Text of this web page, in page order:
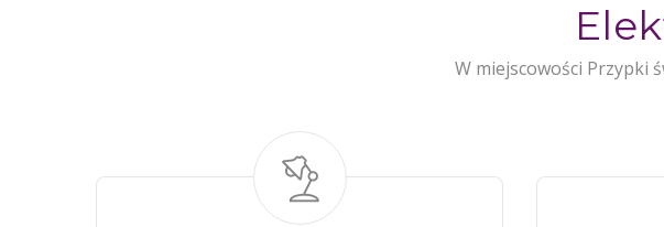
W miejscowości Przypki